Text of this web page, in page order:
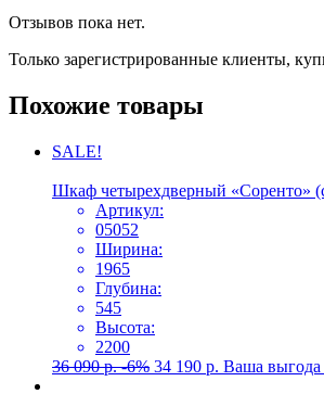
Отзывов пока нет.
Только зарегистрированные клиенты,
Похожие товары
SALE!
Шкаф четырехдверный «Соренто»
Артикул:
05052
Ширина:
1965
Глубина:
545
Высота:
2200
36 090р. -6% 34 190 р. Ваша выгода